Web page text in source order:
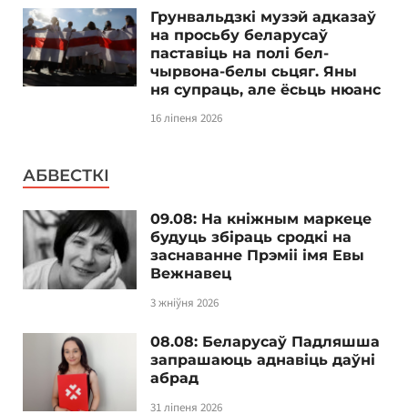
Грунвальдзкі музэй адказаў
на просьбу беларусаў
паставіць на полі бел-
чырвона-белы сьцяг. Яны
ня супраць, але ёсьць нюанс
16 ліпеня 2026
АБВЕСТКІ
09.08: На кніжным маркеце
будуць збіраць сродкі на
заснаванне Прэміі імя Евы
Вежнавец
3 жніўня 2026
08.08: Беларусаў Падляшша
запрашаюць аднавіць даўні
абрад
31 ліпеня 2026